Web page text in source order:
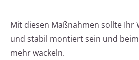
Mit diesen Maßnahmen sollte Ihr
und stabil montiert sein und
mehr wackeln.